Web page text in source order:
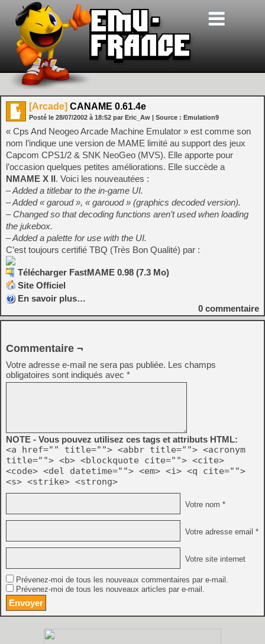
[Arcade] CANAME 0.61.4e
Posté le 28/07/2002 à 18:52 par Eric_Aw | Source : Emulation9
« Cps And Neogeo Arcade Machine Emulator » est comme son
nom l’indique une version de MAME limité au support des jeux
Capcom CPS1/2 & SNK NeoGeo (MVS). Elle apporte pour
l’occasion quelques petites améliorations. Elle succède a
NMAME X II. Voici les nouveautées :
– Added a titlebar to the in-game UI.
– Added « garoud », « garouod » (graphics decoded version).
– Changed so that decoding functions aren’t used when loading
the jukebox.
– Added a palette for use with the UI.
C’est toujours certifié TBQ (Très Bon Qualité) par :
Télécharger FastMAME 0.98 (7.3 Mo)
Site Officiel
En savoir plus…
0 commentaire
Commentaire ¬
Votre adresse e-mail ne sera pas publiée. Les champs
obligatoires sont indiqués avec *
NOTE - Vous pouvez utilisez ces tags et attributs HTML:
<a href="" title=""> <abbr title=""> <acronym
title=""> <b> <blockquote cite=""> <cite>
<code> <del datetime=""> <em> <i> <q cite="">
<s> <strike> <strong>
Votre nom *
Votre adresse email *
Votre site internet
Prévenez-moi de tous les nouveaux commentaires par e-mail.
Prévenez-moi de tous les nouveaux articles par e-mail.